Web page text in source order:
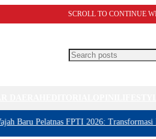
SCROLL TO CONTINUE
Pelatnas FPTI 2026: Transformasi